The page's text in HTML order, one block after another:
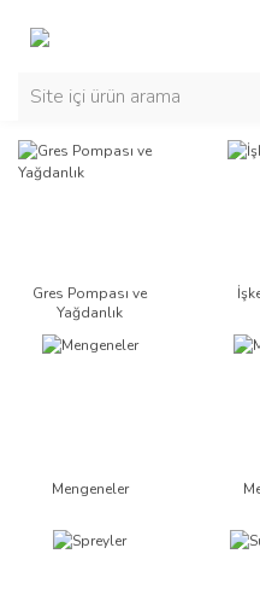
Gres Pompası ve
Yağdanlık
Mengeneler